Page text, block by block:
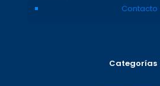
Contacto
Categorías